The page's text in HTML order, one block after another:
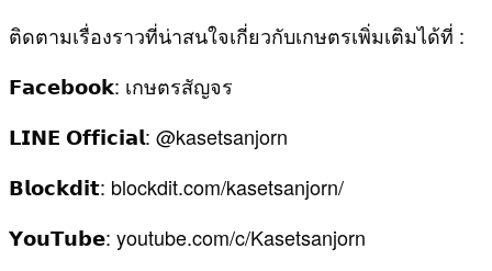
ติดตามเรื่องราวที่น่าสนใจเกี่ยวกับเกษตรเพิ่มเติมได้ที่ :
𝗙𝗮𝗰𝗲𝗯𝗼𝗼𝗸: เกษตรสัญจร
𝗟𝗜𝗡𝗘 𝗢𝗳𝗳𝗶𝗰𝗶𝗮𝗹: @kasetsanjorn
𝗕𝗹𝗼𝗰𝗸𝗱𝗶𝘁: blockdit.com/kasetsanjorn/
𝗬𝗼𝘂𝗧𝘂𝗯𝗲: youtube.com/c/Kasetsanjorn